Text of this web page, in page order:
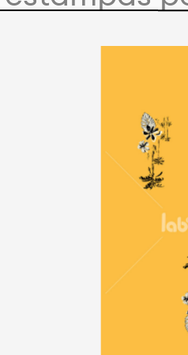
aos seus
linha de
mercados.
acabados